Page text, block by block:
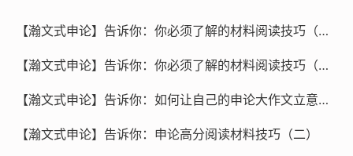
【瀚文式申论】告诉你：你必须了解的材料阅读技巧（二）
【瀚文式申论】告诉你：你必须了解的材料阅读技巧（一）
【瀚文式申论】告诉你：如何让自己的申论大作文立意不偏
【瀚文式申论】告诉你：申论高分阅读材料技巧（二）